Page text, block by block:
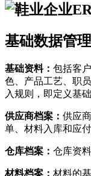
基础数据管理
基础资料： 包括客
色、产品工艺、职
入规则，即定义基
供应商档案： 供应
单、材料入库和应
仓库档案： 仓库资
材料档案： 材料的